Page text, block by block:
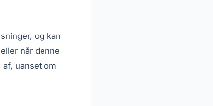
og kan
når denne
uanset om